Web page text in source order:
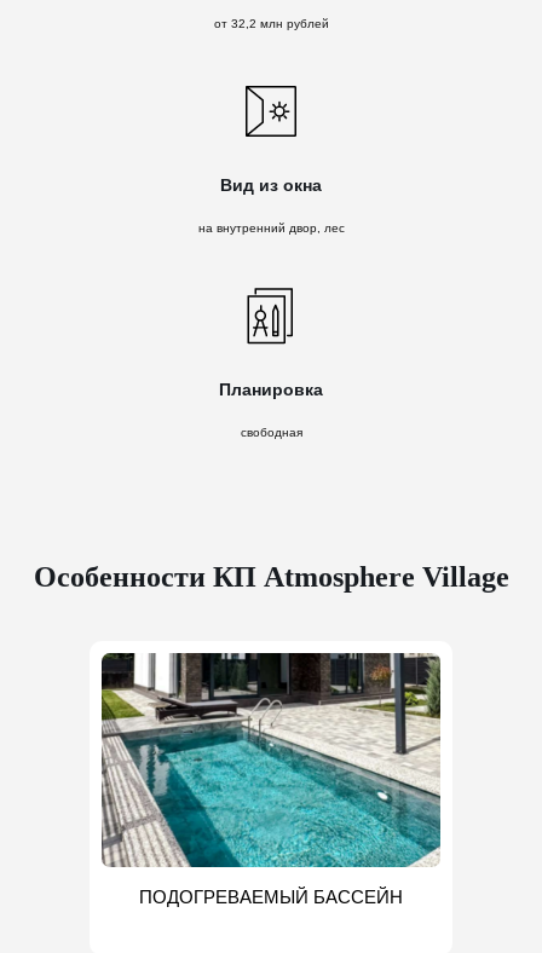
от 32,2 млн рублей
Вид из окна
на внутренний двор, лес
Планировка
свободная
Особенности КП Atmosphere Village
ПОДОГРЕВАЕМЫЙ БАССЕЙН